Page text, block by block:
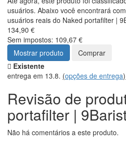
usuários. Abaixo você encontrará
usuários reais do Naked portafilter |
134,90 €
Sem impostos: 109,67 €
Mostrar produto
Comprar
Existente
entrega em 13.8. (opções de entrega)
Revisão de
portafilter |
Não há comentários a este produto.